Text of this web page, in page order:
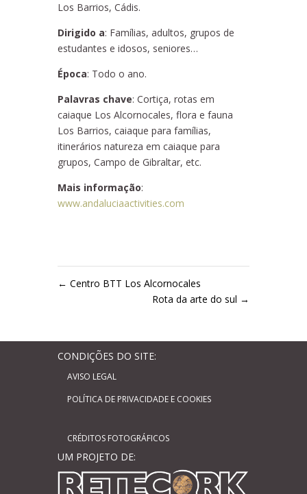
Los Barrios, Cádis.
Dirigido a: Famílias, adultos, grupos de
estudantes e idosos, seniores…
Época: Todo o ano.
Palavras chave: Cortiça, rotas em
caiaque Los Alcornocales, flora e fauna
Los Barrios, caiaque para famílias,
itinerários natureza em caiaque para
grupos, Campo de Gibraltar, etc.
Mais informação:
www.andaluciaactivities.com
← Centro BTT Los Alcornocales
Rota da arte do sul →
CONDIÇÕES DO SITE:
AVISO LEGAL
POLÍTICA DE PRIVACIDADE E COOKIES
CRÉDITOS FOTOGRÁFICOS
UM PROJETO DE: